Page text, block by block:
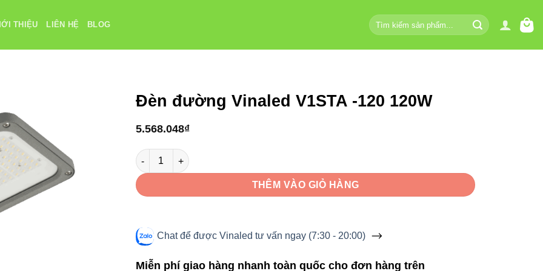
THIỆU LIÊN HỆ BLOG
Tìm
kiếm:
Đèn đường Vinaled V1STA -120 120W
5.568.048₫
Đèn đường Vinaled V1STA -120 120W số lượng
THÊM VÀO GIỎ HÀNG
Chat để được Vinaled tư vấn ngay (7:30 - 20:00)
Miễn phí giao hàng nhanh toàn quốc cho đơn hàng trên